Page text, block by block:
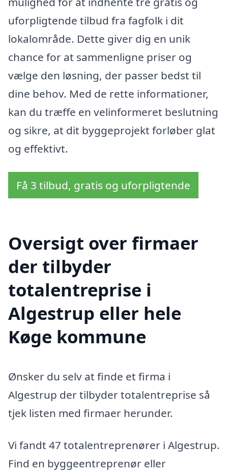
uforpligtende tilbud fra fagfolk i dit
lokalområde. Dette giver dig en unik
chance for at sammenligne priser og
vælge den løsning, der passer bedst til
dine behov. Med de rette informationer,
kan du træffe en velinformeret beslutning
og sikre, at dit byggeprojekt forløber glat
og effektivt.
Få 3 tilbud, gratis og uforpligtende
Oversigt over firmaer
der tilbyder
totalentreprise i
Algestrup eller hele
Køge kommune
Ønsker du selv at finde et firma i
Algestrup der tilbyder totalentreprise så
tjek listen med firmaer herunder.
Vi fandt 47 totalentreprenører i Algestrup.
Find en byggeentreprenør eller